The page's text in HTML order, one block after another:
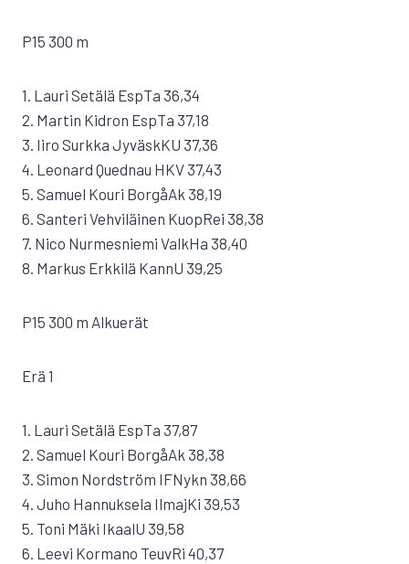
P15 300 m
1. Lauri Setälä EspTa 36,34
2. Martin Kidron EspTa 37,18
3. Iiro Surkka JyväskKU 37,36
4. Leonard Quednau HKV 37,43
5. Samuel Kouri BorgåAk 38,19
6. Santeri Vehviläinen KuopRei 38,38
7. Nico Nurmesniemi ValkHa 38,40
8. Markus Erkkilä KannU 39,25
P15 300 m Alkuerät
Erä 1
1. Lauri Setälä EspTa 37,87
2. Samuel Kouri BorgåAk 38,38
3. Simon Nordström IFNykn 38,66
4. Juho Hannuksela IlmajKi 39,53
5. Toni Mäki IkaalU 39,58
6. Leevi Kormano TeuvRi 40,37